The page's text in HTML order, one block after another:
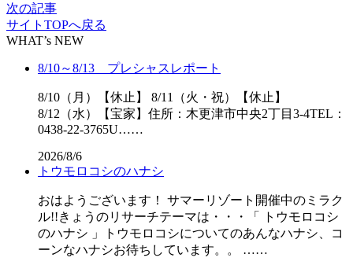
次の記事
サイトTOPへ戻る
WHAT’s NEW
8/10～8/13 プレシャスレポート
8/10（月）【休止】 8/11（火・祝）【休止】
8/12（水）【宝家】住所：木更津市中央2丁目3-4TEL：
0438-22-3765U……
2026/8/6
トウモロコシのハナシ
おはようございます！ サマーリゾート開催中のミラク
ル!!きょうのリサーチテーマは・・・「 トウモロコシ
のハナシ 」トウモロコシについてのあんなハナシ、コ
ーンなハナシお待ちしています。。 ……